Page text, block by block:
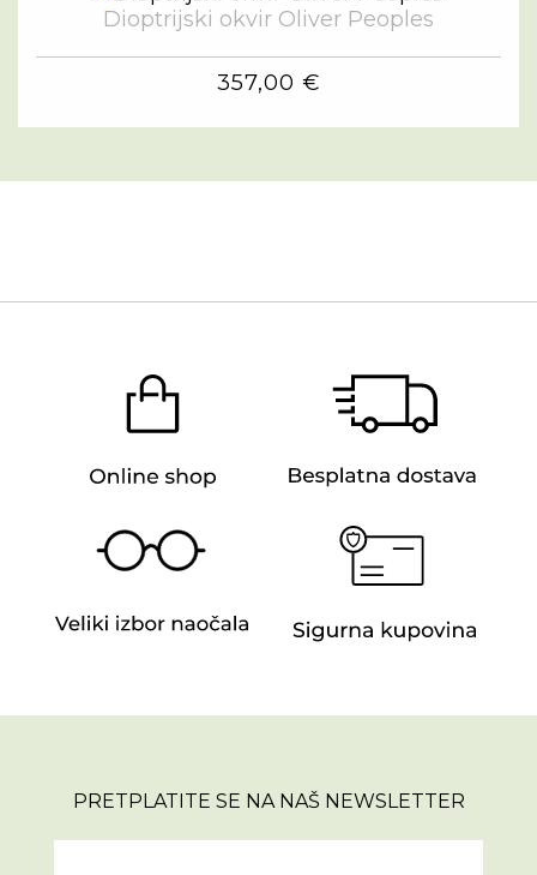
Dioptrijski okvir Oliver Peoples
357,00 €
PRETPLATITE SE NA NAŠ NEWSLETTER